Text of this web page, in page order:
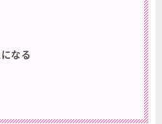
なる